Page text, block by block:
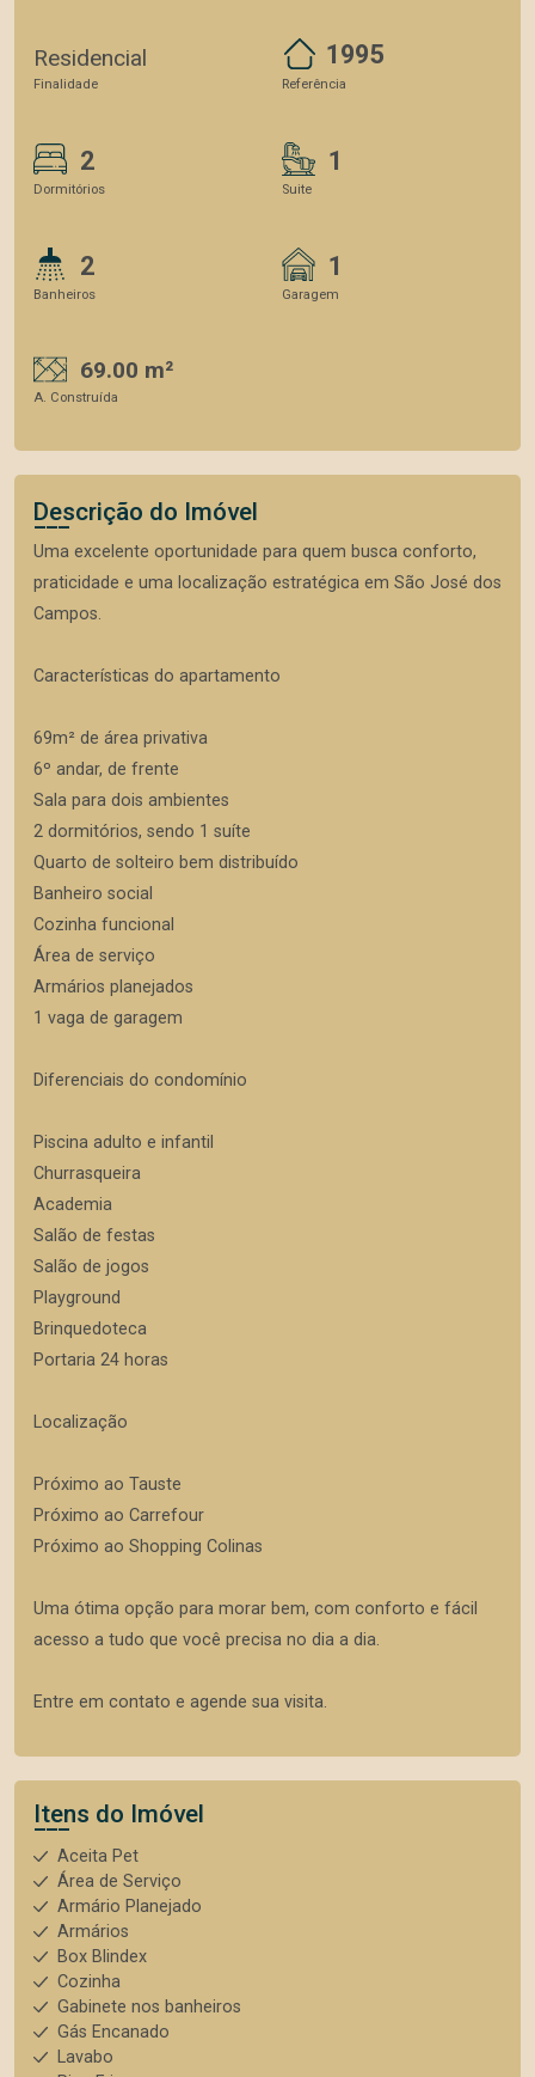
Residencial
Finalidade
1995
Referência
2
Dormitórios
1
Suite
2
Banheiros
1
Garagem
69.00 m²
A. Construída
Descrição do Imóvel
Uma excelente oportunidade para quem busca conforto,
praticidade e uma localização estratégica em São José dos
Campos.
Características do apartamento
69m² de área privativa
6º andar, de frente
Sala para dois ambientes
2 dormitórios, sendo 1 suíte
Quarto de solteiro bem distribuído
Banheiro social
Cozinha funcional
Área de serviço
Armários planejados
1 vaga de garagem
Diferenciais do condomínio
Piscina adulto e infantil
Churrasqueira
Academia
Salão de festas
Salão de jogos
Playground
Brinquedoteca
Portaria 24 horas
Localização
Próximo ao Tauste
Próximo ao Carrefour
Próximo ao Shopping Colinas
Uma ótima opção para morar bem, com conforto e fácil
acesso a tudo que você precisa no dia a dia.
Entre em contato e agende sua visita.
Itens do Imóvel
Aceita Pet
Área de Serviço
Armário Planejado
Armários
Box Blindex
Cozinha
Gabinete nos banheiros
Gás Encanado
Lavabo